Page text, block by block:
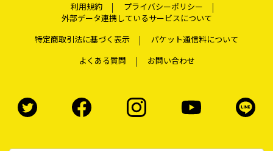
利用規約
プライバシーポリシー
外部データ連携しているサービスについて
特定商取引法に基づく表示
パケット通信料について
よくある質問
お問い合わせ